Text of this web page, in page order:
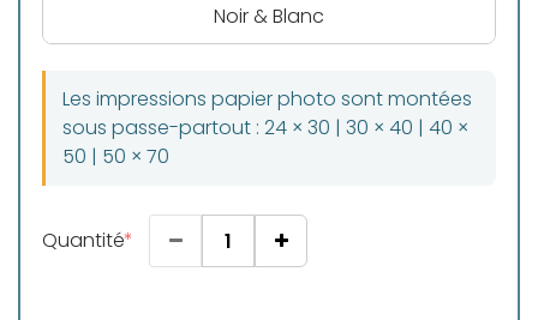
Noir & Blanc
Les impressions papier photo sont montées
sous passe-partout : 24 × 30 | 30 × 40 | 40 ×
50 | 50 × 70
Quantité